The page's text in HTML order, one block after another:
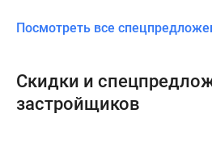
Посмотреть все
Скидки и
застройщиков